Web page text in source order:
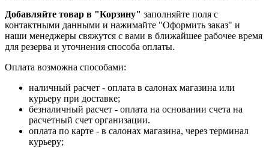
Добавляйте товар в "Корзину" заполняйте поля с
контактными данными и нажимайте "Оформить заказ" и
наши менеджеры свяжутся с вами в ближайшее рабочее время
для резерва и уточнения способа оплаты.
Оплата возможна способами:
наличный расчет - оплата в салонах магазина или
курьеру при доставке;
безналичный расчет - оплата на основании счета на
расчетный счет организации.
оплата по карте - в салонах магазина, через терминал
курьеру;